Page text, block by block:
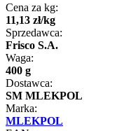
Cena za kg:
11,13 zł/kg
Sprzedawca:
Frisco S.A.
Waga:
400 g
Dostawca:
SM MLEKPOL
Marka:
MLEKPOL